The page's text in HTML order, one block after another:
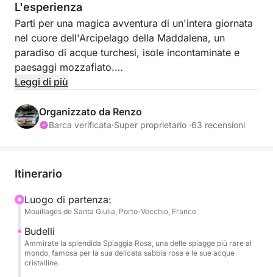
L'esperienza
Parti per una magica avventura di un'intera giornata
nel cuore dell'Arcipelago della Maddalena, un
paradiso di acque turchesi, isole incontaminate e
paesaggi mozzafiato.
Maddalena è incluso, garantendoti un'esperienza
indimenticabile e senza intoppi.
in alcuni degli angoli più iconici e protetti del
Il tour ti porterà prima alla famosa Isola di Budelli,
dove potrai ammirare la rinomata Spiaggia Rosa con
le sue incantevoli e delicate sfumature rosa.
Prosegui per Spargi, nota per le sue calette selvagge
Leggi di più
Organizzato da Renzo
Barca verificata·Super proprietario ·63 recensioni
Itinerario
Luogo di partenza:
Mouillages de Santa Giulia, Porto-Vecchio, France
Budelli
Ammirate la splendida Spiaggia Rosa, una delle spiagge più rare al
mondo, famosa per la sua delicata sabbia rosa e le sue acque
cristalline.